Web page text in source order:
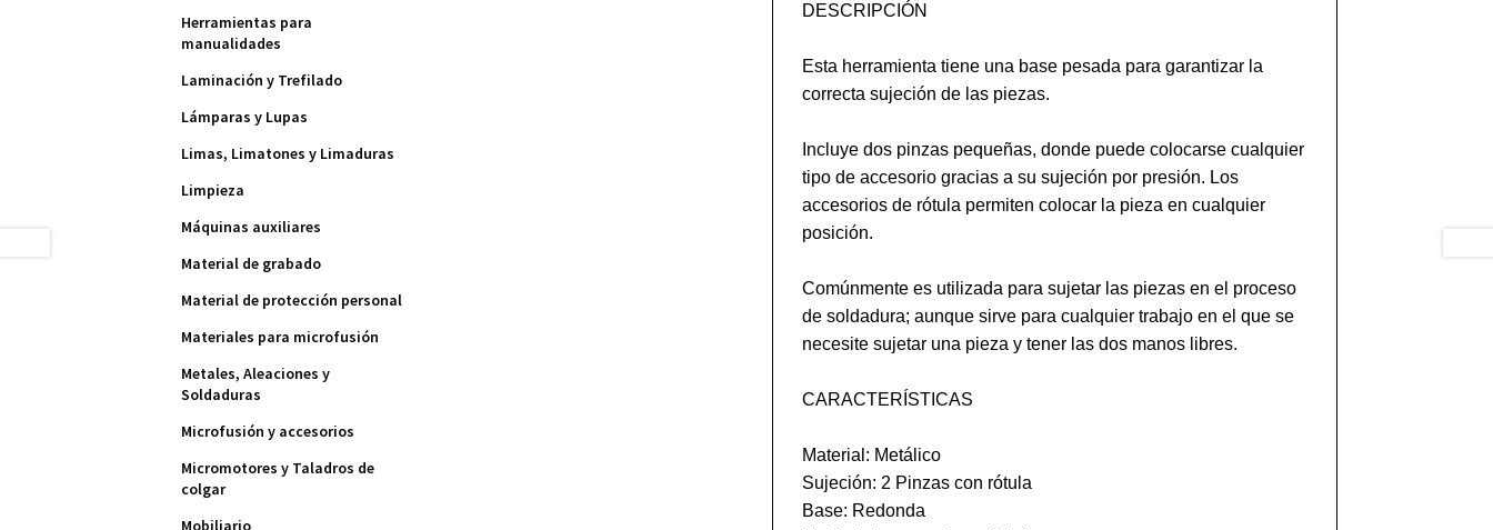
DESCRIPCIÓN
Esta herramienta tiene una base pesada para garantizar la
correcta sujeción de las piezas.
Incluye dos pinzas pequeñas, donde puede colocarse cualquier
tipo de accesorio gracias a su sujeción por presión. Los
accesorios de rótula permiten colocar la pieza en cualquier
posición.
Comúnmente es utilizada para sujetar las piezas en el proceso
de soldadura; aunque sirve para cualquier trabajo en el que se
necesite sujetar una pieza y tener las dos manos libres.
CARACTERÍSTICAS
Material: Metálico
Sujeción: 2 Pinzas con rótula
Base: Redonda
Herramientas para
manualidades
Laminación y Trefilado
Lámparas y Lupas
Limas, Limatones y Limaduras
Limpieza
Máquinas auxiliares
Material de grabado
Material de protección personal
Materiales para microfusión
Metales, Aleaciones y
Soldaduras
Microfusión y accesorios
Micromotores y Taladros de
colgar
Mobiliario